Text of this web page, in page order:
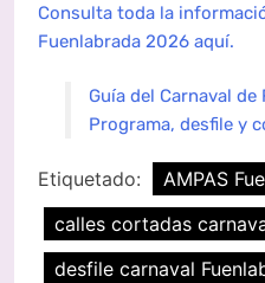
Consulta toda la
Fuenlabrada 2026 aquí.
Guía del Carnaval
Programa, desfile y
Etiquetado:
AMPAS
calles cortadas
desfile carnaval